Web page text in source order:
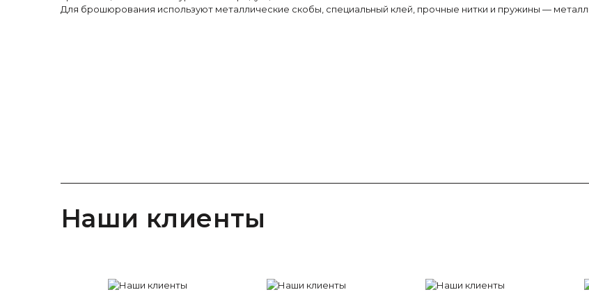
Для брошюрования используют металлические скобы, специальный клей, прочные нитки и пружины —
Наши клиенты